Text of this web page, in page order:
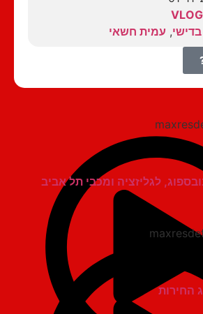
עמית חשאי
לגליזציה ומכבי תל אביב